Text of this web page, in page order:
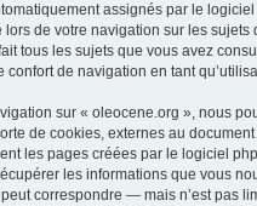
assignés par le
lors de votre navigation sur les sujets
tous les sujets que vous avez
confort de navigation en tant
sur « oleocene.org », nous
de cookies, externes au
les pages créées par le logiciel
les informations que vous
correspondre — mais n’est pas